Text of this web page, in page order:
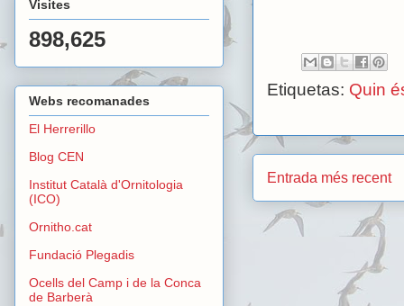
Etiquetas: Quin
Entrada més recent
Visites
898,625
Webs recomanades
El Herrerillo
Blog CEN
Institut Català d'Ornitologia
(ICO)
Ornitho.cat
Fundació Plegadis
Ocells del Camp i de la Conca
de Barberà